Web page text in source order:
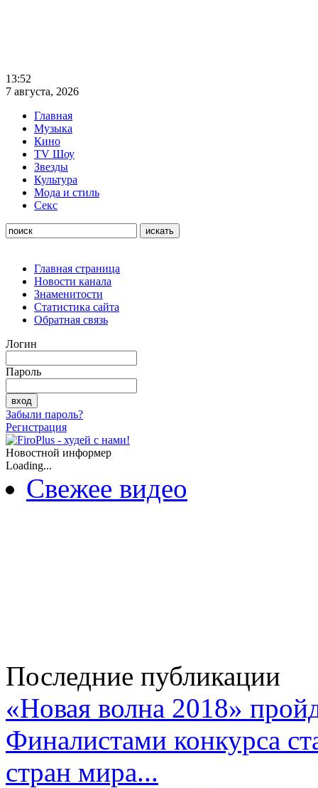
13:52
7 августа, 2026
Главная
Музыка
Кино
TV Шоу
Звезды
Культура
Мода и стиль
Секс
Главная страница
Новости канала
Знаменитости
Статистика сайта
Обратная связь
Логин
Пароль
Забыли пароль?
Регистрация
Новостной информер
Loading...
Свежее видео
Последние публикации
«Новая волна 2018»
Финалистами конкурса
стран мира...